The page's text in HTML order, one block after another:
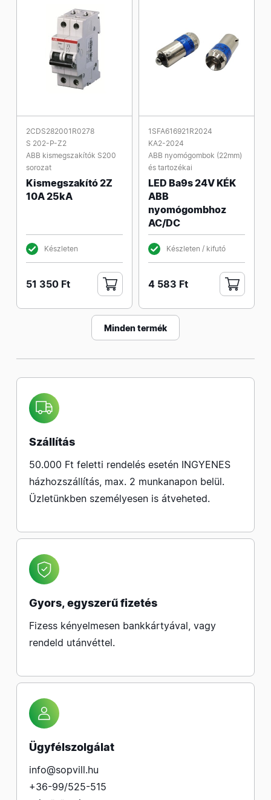
2CDS282001R0278
S 202-P-Z2
ABB kismegszakítók S200
sorozat
Kismegszakító 2Z
10A 25kA
Készleten
51 350 Ft
1SFA616921R2024
KA2-2024
ABB nyomógombok (22mm)
és tartozékai
LED Ba9s 24V KÉK
ABB
nyomógombhoz
AC/DC
Készleten / kifutó
4 583 Ft
Minden termék
Szállítás
50.000 Ft feletti rendelés esetén INGYENES
házhozszállítás, max. 2 munkanapon belül.
Üzletünkben személyesen is átveheted.
Gyors, egyszerű fizetés
Fizess kényelmesen bankkártyával, vagy
rendeld utánvéttel.
Ügyfélszolgálat
info@sopvill.hu
+36-99/525-515